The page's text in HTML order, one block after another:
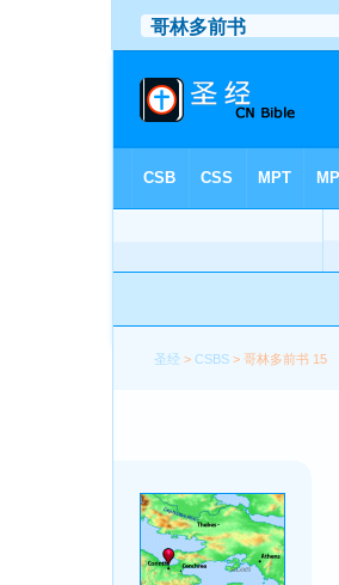
圣经 >CSBS > 哥林多前书 15